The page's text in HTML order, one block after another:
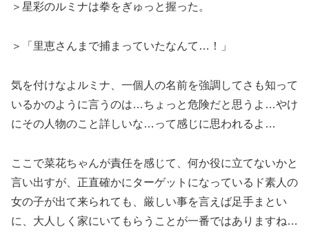
＞星彩のルミナは拳をぎゅっと握った。
＞「里恵さんまで捕まっていたなんて…！」
気を付けなよルミナ、一個人の名前を強調してさも知って
いるかのように言うのは…ちょっと危険だと思うよ…やけ
にその人物のこと詳しいな…って感じに思われるよ…
ここで菜花ちゃんが責任を感じて、何か役に立てないかと
言い出すが、正直確かにターゲットになっているド素人の
女の子が出て来られても、厳しい事を言えば足手まとい
に、大人しく家にいてもらうことが一番ではありますね…